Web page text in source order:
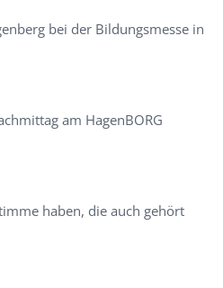
bei der Bildungsmesse in
am HagenBORG
haben, die auch gehört